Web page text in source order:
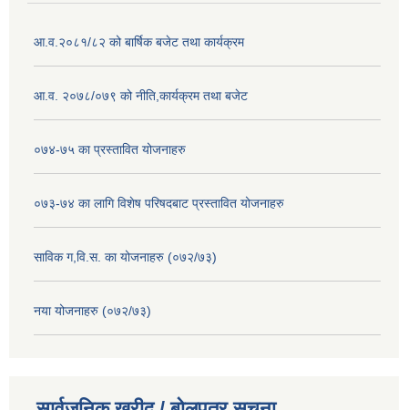
आ.व.२०८१/८२ को बार्षिक बजेट तथा कार्यक्रम
आ.व. २०७८/०७९ को नीति,कार्यक्रम तथा बजेट
०७४-७५ का प्रस्तावित योजनाहरु
०७३-७४ का लागि विशेष परिषदबाट प्रस्तावित योजनाहरु
साविक ग,वि.स. का योजनाहरु (०७२/७३)
नया योजनाहरु (०७२/७३)